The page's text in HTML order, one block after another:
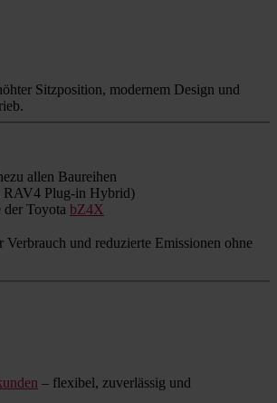
Sitzposition, modernem Design und
allen Baureihen
Plug-in Hybrid)
Toyota bZ4X
und reduzierte Emissionen ohne
– flexibel, zuverlässig und